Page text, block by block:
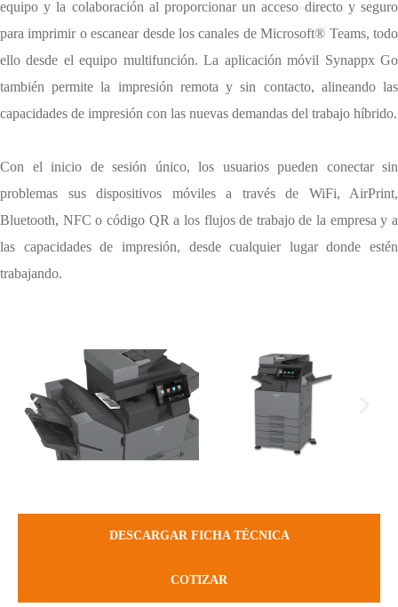
equipo y la colaboración al proporcionar un acceso directo y seguro
para imprimir o escanear desde los canales de Microsoft® Teams, todo
ello desde el equipo multifunción. La aplicación móvil Synappx Go
también permite la impresión remota y sin contacto, alineando las
capacidades de impresión con las nuevas demandas del trabajo híbrido.
Con el inicio de sesión único, los usuarios pueden conectar sin
problemas sus dispositivos móviles a través de WiFi, AirPrint,
Bluetooth, NFC o código QR a los flujos de trabajo de la empresa y a
las capacidades de impresión, desde cualquier lugar donde estén
trabajando.
DESCARGAR FICHA TÉCNICA
COTIZAR